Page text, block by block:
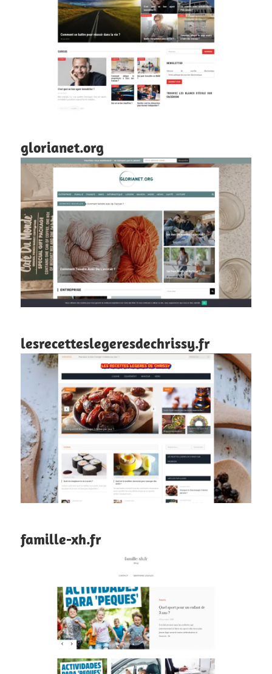
glorianet.org
lesrecetteslegeresdechrissy.fr
famille-xh.fr